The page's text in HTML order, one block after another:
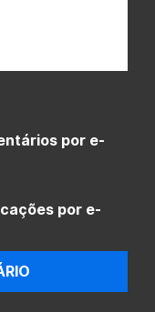
por e-
por e-